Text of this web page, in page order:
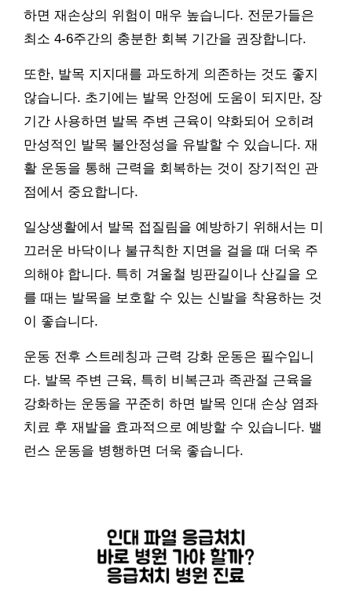
하면 재손상의 위험이 매우 높습니다. 전문가들은
최소 4-6주간의 충분한 회복 기간을 권장합니다.
또한, 발목 지지대를 과도하게 의존하는 것도 좋지
않습니다. 초기에는 발목 안정에 도움이 되지만, 장
기간 사용하면 발목 주변 근육이 약화되어 오히려
만성적인 발목 불안정성을 유발할 수 있습니다. 재
활 운동을 통해 근력을 회복하는 것이 장기적인 관
점에서 중요합니다.
일상생활에서 발목 접질림을 예방하기 위해서는 미
끄러운 바닥이나 불규칙한 지면을 걸을 때 더욱 주
의해야 합니다. 특히 겨울철 빙판길이나 산길을 오
를 때는 발목을 보호할 수 있는 신발을 착용하는 것
이 좋습니다.
운동 전후 스트레칭과 근력 강화 운동은 필수입니
다. 발목 주변 근육, 특히 비복근과 족관절 근육을
강화하는 운동을 꾸준히 하면 발목 인대 손상 염좌
치료 후 재발을 효과적으로 예방할 수 있습니다. 밸
런스 운동을 병행하면 더욱 좋습니다.